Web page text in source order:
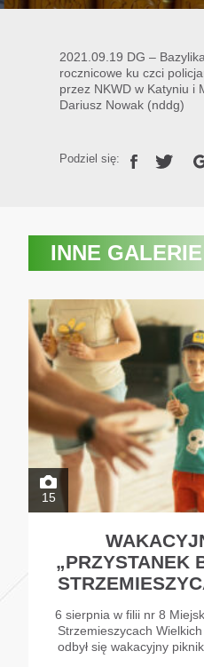
2021.09.19 DG –
rocznicowe ku czci
przez NKWD w Katyniu i
Dariusz Nowak (nddg)
Podziel się:
INNE GALERIE
15
„PRZYSTANEK
6 sierpnia w filii nr 8
Strzemieszycach
odbył się wakacyjny